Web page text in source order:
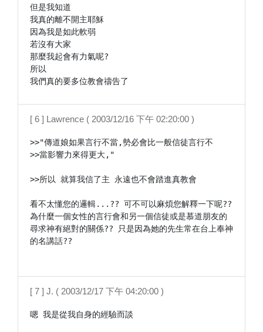
但是我知道
我真的離不開主耶穌
因為我是如此軟弱
若沒有大家
那麼我起會有力氣呢?
所以
我們真的要多位教會禱告了
[ 6 ] Lawrence ( 2003/12/16 下午 02:20:00 )
>>"傳道娘如果言行不當,勢必會比一般信徒言行不
>>當影響力來得更大,"
>>所以 就算我信了主 永遠也不會踏進真教會
看不太懂您的邏輯...?? 可不可以麻煩您解釋一下呢??
為什麼一個女性的言行會和另一個信徒或是慕道朋友的
尋求神有絕對的關係?? 只是因為她的先生常在台上奉神
的名講話??
[ 7 ] J. ( 2003/12/17 下午 04:20:00 )
嗯 我是從我自身的經驗而談